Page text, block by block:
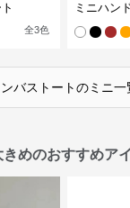
全3色
ミニハン
バストートのミニ一
めのおすすめア